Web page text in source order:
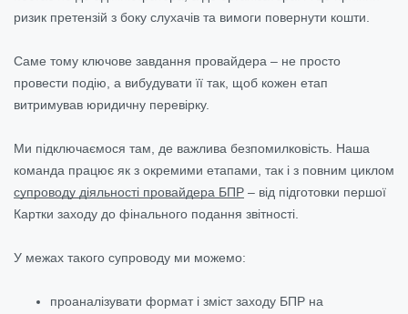
ризик претензій з боку слухачів та вимоги повернути кошти.
Саме тому ключове завдання провайдера – не просто
провести подію, а вибудувати її так, щоб кожен етап
витримував юридичну перевірку.
Ми підключаємося там, де важлива безпомилковість. Наша
команда працює як з окремими етапами, так і з повним циклом
супроводу діяльності провайдера БПР – від підготовки першої
Картки заходу до фінального подання звітності.
У межах такого супроводу ми можемо:
проаналізувати формат і зміст заходу БПР на